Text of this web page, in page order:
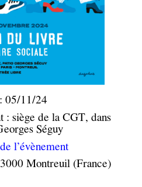
05/11/24
: siège de la CGT, dans
Séguy
l’évènement
Montreuil (France)